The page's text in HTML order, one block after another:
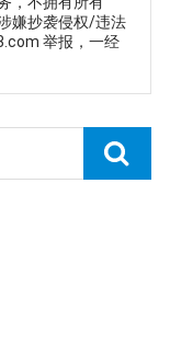
嫌抄袭侵权/违法
举报，一经